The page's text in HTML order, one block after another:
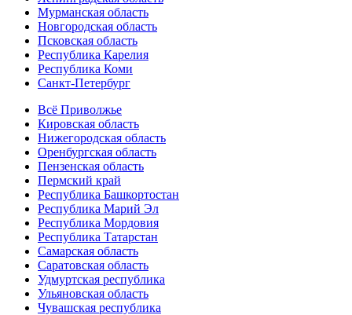
Мурманская область
Новгородская область
Псковская область
Республика Карелия
Республика Коми
Санкт-Петербург
Всё Приволжье
Кировская область
Нижегородская область
Оренбургская область
Пензенская область
Пермский край
Республика Башкортостан
Республика Марий Эл
Республика Мордовия
Республика Татарстан
Самарская область
Саратовская область
Удмуртская республика
Ульяновская область
Чувашская республика